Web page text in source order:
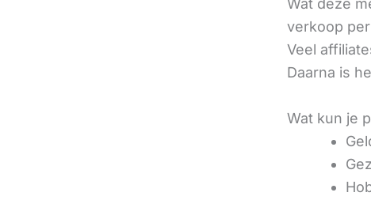
Wat deze
verkoop
Veel
Daarna is
Wat kun je